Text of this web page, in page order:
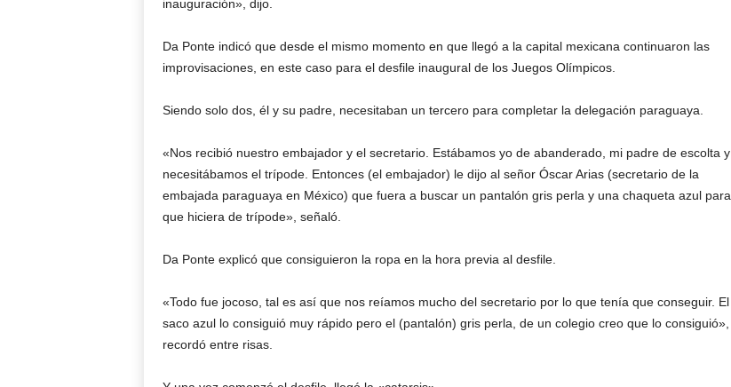
inauguración», dijo.
Da Ponte indicó que desde el mismo momento en que llegó a la capital mexicana continuaron las
improvisaciones, en este caso para el desfile inaugural de los Juegos Olímpicos.
Siendo solo dos, él y su padre, necesitaban un tercero para completar la delegación paraguaya.
«Nos recibió nuestro embajador y el secretario. Estábamos yo de abanderado, mi padre de escolta y
necesitábamos el trípode. Entonces (el embajador) le dijo al señor Óscar Arias (secretario de la
embajada paraguaya en México) que fuera a buscar un pantalón gris perla y una chaqueta azul para
que hiciera de trípode», señaló.
Da Ponte explicó que consiguieron la ropa en la hora previa al desfile.
«Todo fue jocoso, tal es así que nos reíamos mucho del secretario por lo que tenía que conseguir. El
saco azul lo consiguió muy rápido pero el (pantalón) gris perla, de un colegio creo que lo consiguió»,
recordó entre risas.